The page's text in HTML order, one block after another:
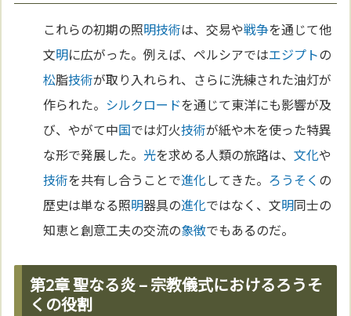
これらの初期の照明技術は、交易や戦争を通じて他
文明に広がった。例えば、ペルシアではエジプトの
松脂技術が取り入れられ、さらに洗練された油灯が
作られた。 シルクロードを通じて東洋にも影響が及
び、やがて中国では灯火技術が紙や木を使った特異
な形で発展した。 光を求める人類の旅路は、文化や
技術を共有し合うことで進化してきた。 ろうそく の
歴史は単なる照明器具の進化ではなく、文明同士の
知恵と創意工夫の交流の象徴でもあるのだ。
第2章 聖なる炎 – 宗教儀式におけるろうそ
くの役割